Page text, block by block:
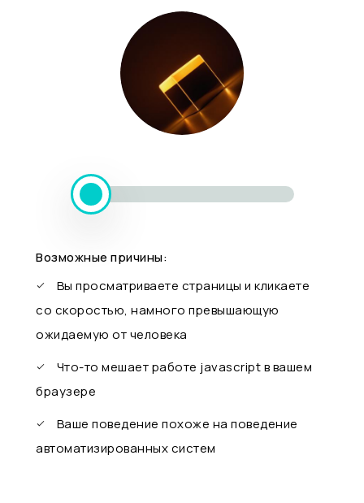
Возможные причины:
Вы просматриваете страницы и кликаете
со скоростью, намного превышающую
ожидаемую от человека
Что-то мешает работе javascript в вашем
браузере
Ваше поведение похоже на поведение
автоматизированных систем